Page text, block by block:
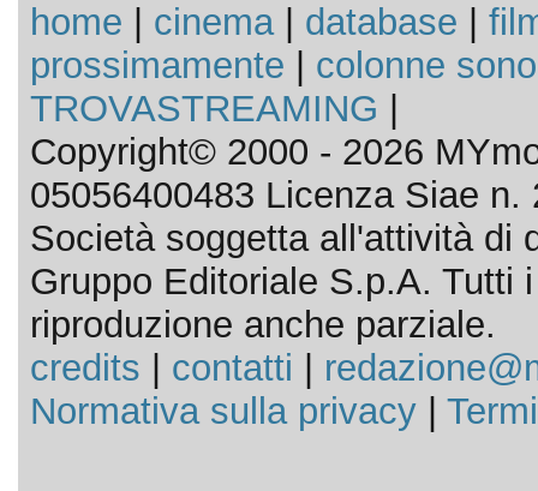
home cinema| database
prossimamente
colonne
TROVASTREAMING
Copyright© 2000 - 2026
05056400483 Licenza Siae n.
Società soggetta all'attività di
Gruppo Editoriale S.p.A. Tutti
riproduzione anche parziale.
credits
contatti
Normativa sulla privacy|